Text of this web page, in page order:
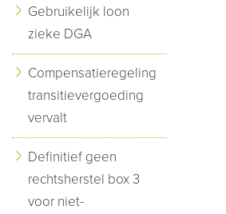
Gebruikelijk loon
zieke DGA
Compensatieregeling
transitievergoeding
vervalt
Definitief geen
rechtsherstel box 3
voor niet-